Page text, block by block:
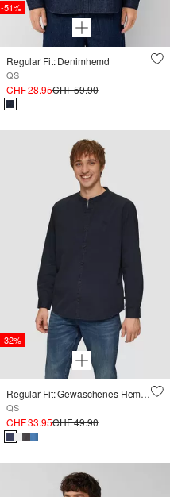
-51%
Regular Fit: Denimhemd
QS
CHF 28.95CHF 59.90
-32%
Regular Fit: Gewaschenes Hemd mit Stickerei
QS
CHF 33.95CHF 49.90